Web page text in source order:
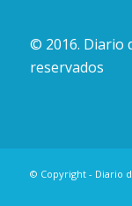
© 2016. Diario
reservados
© Copyright - Diario